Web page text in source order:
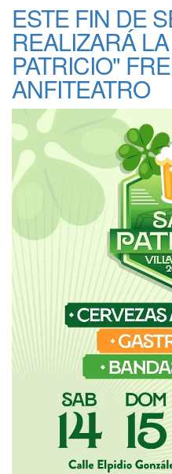
ESTE FIN DE
REALIZARÁ
PATRICIO"
ANFITEATRO